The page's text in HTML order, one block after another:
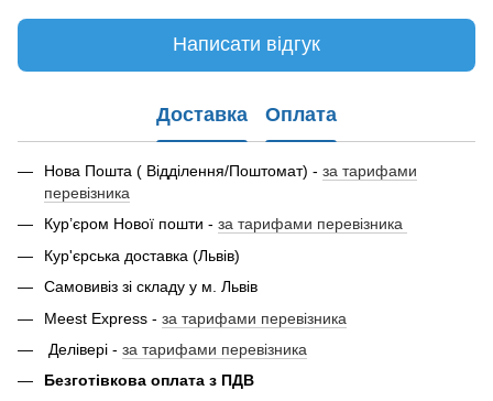
Написати відгук
Доставка Оплата
Нова Пошта ( Відділення/Поштомат) - за тарифами
перевізника
Кур’єром Нової пошти - за тарифами перевізника
Кур'єрська доставка (Львів)
Самовивіз зі складу у м. Львів
Meest Express - за тарифами перевізника
Делівері - за тарифами перевізника
Безготівкова оплата з ПДВ